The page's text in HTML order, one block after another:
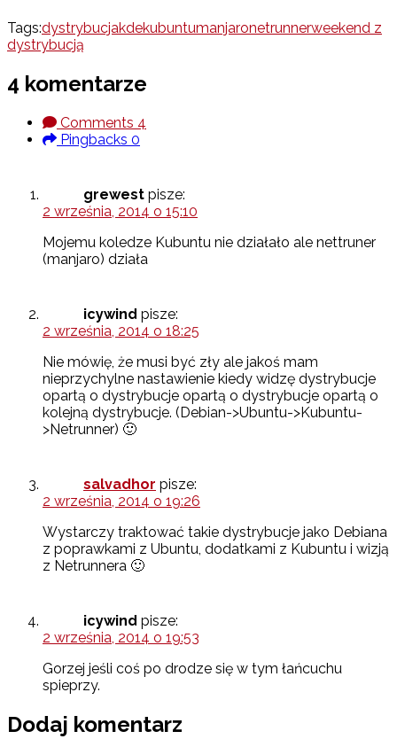
Tags:dystrybucjakdekubuntumanjaronetrunnerweekend z
dystrybucją
4 komentarze
Comments 4
Pingbacks 0
grewest pisze:
2 września, 2014 o 15:10
Mojemu koledze Kubuntu nie działało ale nettruner
(manjaro) działa
icywind pisze:
2 września, 2014 o 18:25
Nie mówię, że musi być zły ale jakoś mam
nieprzychylne nastawienie kiedy widzę dystrybucje
opartą o dystrybucje opartą o dystrybucje opartą o
kolejną dystrybucje. (Debian->Ubuntu->Kubuntu-
>Netrunner) 🙂
salvadhor pisze:
2 września, 2014 o 19:26
Wystarczy traktować takie dystrybucje jako Debiana
z poprawkami z Ubuntu, dodatkami z Kubuntu i wizją
z Netrunnera 🙂
icywind pisze:
2 września, 2014 o 19:53
Gorzej jeśli coś po drodze się w tym łańcuchu
spieprzy.
Dodaj komentarz